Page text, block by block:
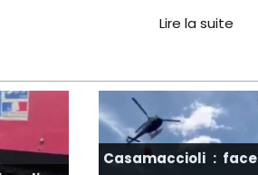
Lire la suite
Casamaccioli : face